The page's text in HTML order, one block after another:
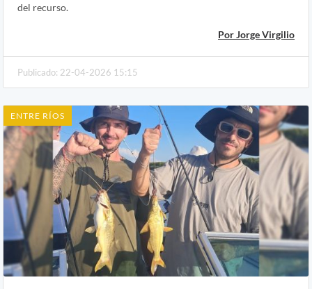
del recurso.
Por Jorge Virgilio
Publicado: 22-04-2026 15:15
ENTRE RÍOS